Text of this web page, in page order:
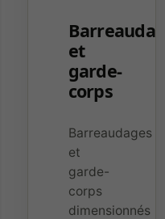
Barreaudage
et
garde-
corps
Barreaudages
et
garde-
corps
dimensionnés